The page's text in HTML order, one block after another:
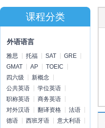
课程分类
外语语言
雅思 托福 SAT
GRE
GMAT
AP
TOEIC
四六级
新概念
公共英语
学位英语
职称英语
商务英语
对外汉语
翻译资格
法语
德语
西班牙语
意大利语